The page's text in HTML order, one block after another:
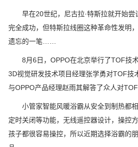
早在20世纪，尼古拉·特斯拉就开始尝
完全成功，但特斯拉线圈这种革命性发明
遗忘的一笔……
8月6日，OPPO在北京举行了TOF技术
3D视觉研发技术项目经理张学勇对TOF技
与OPPO产品经理赵雨其解答了众人对TOF
小管家智能风暖浴霸从安全到制热都相
定时关闭等功能，无线遥控器设计，操控
孩子都很容易操控，所以近期选择浴霸的